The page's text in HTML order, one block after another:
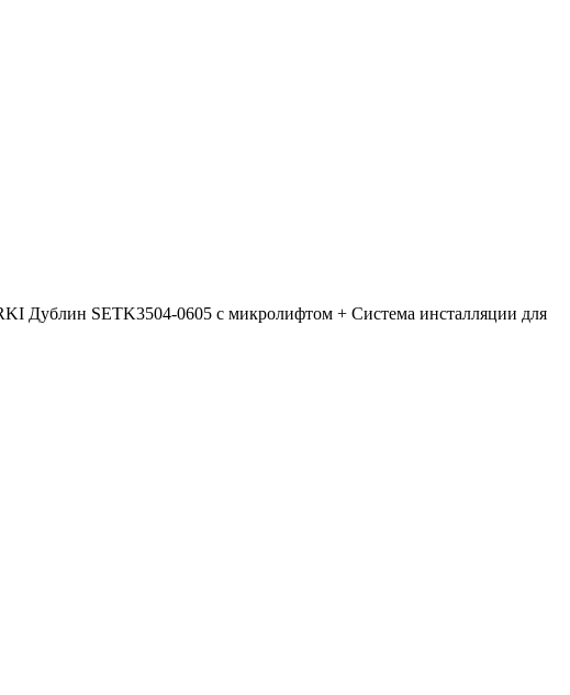
Дублин SETK3504-0605 с микролифтом + Система инсталляции для